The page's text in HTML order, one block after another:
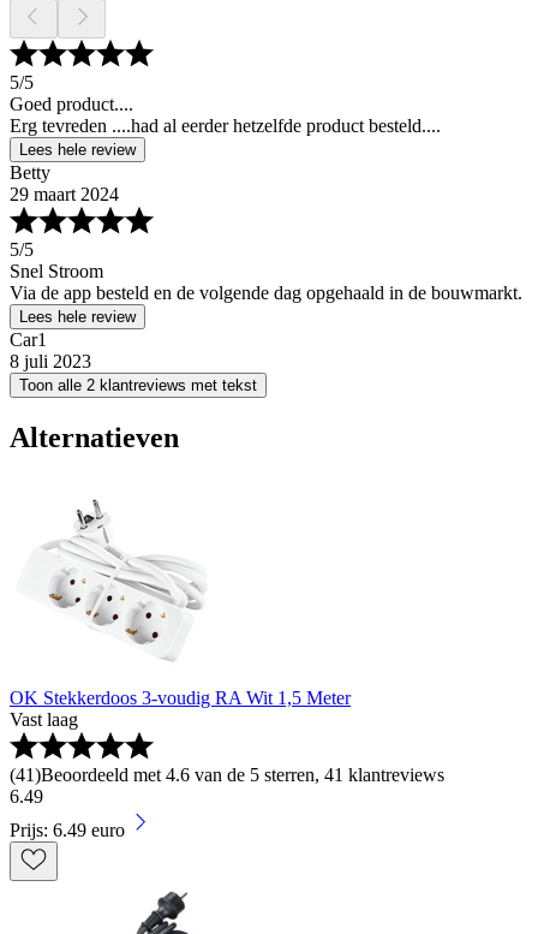
5/5
Goed product....
Erg tevreden ....had al eerder hetzelfde product besteld....
Lees hele review
Betty
29 maart 2024
5/5
Snel Stroom
Via de app besteld en de volgende dag opgehaald in de bouwmarkt.
Lees hele review
Car1
8 juli 2023
Toon alle 2 klantreviews met tekst
Alternatieven
OK Stekkerdoos 3-voudig RA Wit 1,5 Meter
Vast laag
(41)Beoordeeld met 4.6 van de 5 sterren, 41 klantreviews
6.49
Prijs: 6.49 euro